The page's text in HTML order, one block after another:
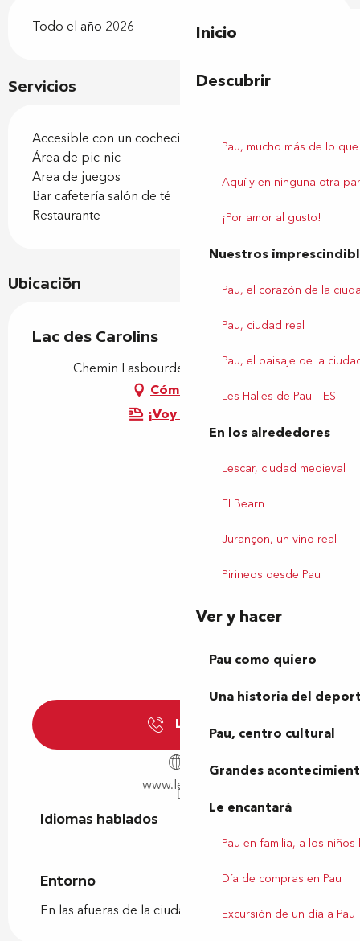
Inicio
Descubrir
Pau, mucho más de lo
Aquí y en ninguna otra
¡Por amor al gusto!
Nuestros
Pau, el corazón de la
Pau, ciudad real
Pau, el paisaje de la
Les Halles de Pau – ES
En los alrededores
Lescar, ciudad medieval
El Bearn
Jurançon, un vino real
Pirineos desde Pau
Ver y hacer
Pau como quiero
Una historia del
Pau, centro cultural
Grandes
Le encantará
Pau en familia, a los niños
Día de compras en Pau
Excursión de un día a Pau
Servicios
Accesible con un cochecito
Área de pic-nic
Area de juegos
Bar cafetería salón de té
Restaurante
Todo el año 2026
Ubicación
Lac des Carolins
Chemin Lasbourdettes, 64230 Lescar
Cómo llegar
¡Voy en tren!
Llamar
www.lescar.fr
Idiomas hablados
Idiomas hablados
Entorno
Entorno
En las afueras de la ciudad